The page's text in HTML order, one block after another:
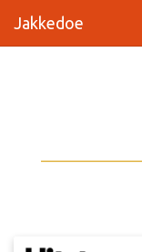
Jakkedoe